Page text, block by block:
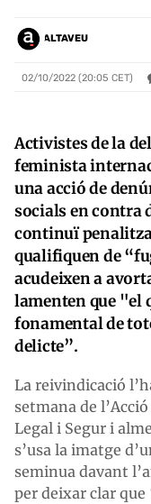
ALTAVEU
02/10/2022 (20:05 CET)
Activistes de la
feminista
una acció de
socials en contra
continuï
qualifiquen de
acudeixen a
lamenten que "el
fonamental de
delicte”.
La reivindicació
setmana de
Legal i Segur i
s’usa la imatge
seminua davant
per deixar clar que